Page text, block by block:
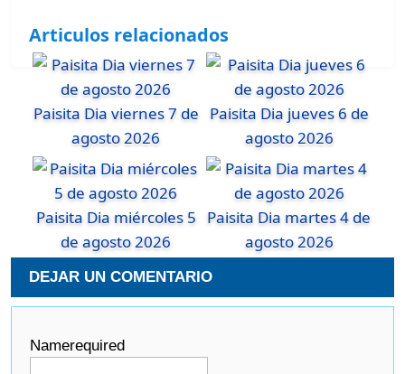
Articulos relacionados
Paisita Dia viernes 7 de
agosto 2026
Paisita Dia jueves 6 de
agosto 2026
Paisita Dia miércoles 5
de agosto 2026
Paisita Dia martes 4 de
agosto 2026
DEJAR UN COMENTARIO
Namerequired